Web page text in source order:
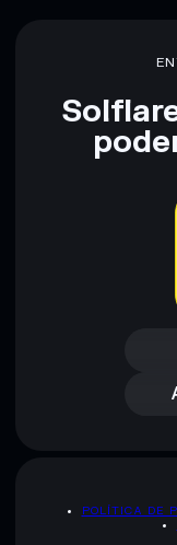
POLÍTICA DE